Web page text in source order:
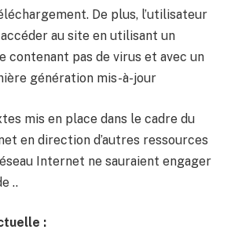
De plus, l’utilisateur
accéder au site en utilisant un
contenant pas de virus et avec un
génération mis-à-jour
mis en place dans le cadre du
en direction d’autres ressources
Internet ne sauraient engager
..
: